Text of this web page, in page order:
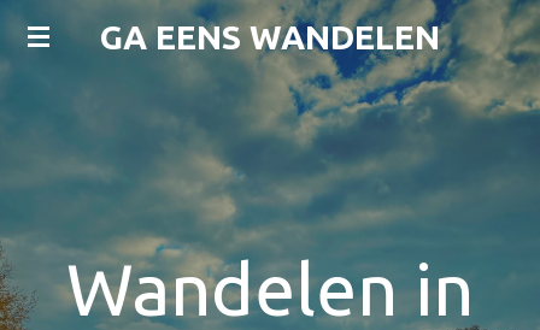
Ga
GA EENS WANDELEN
Wandelen in